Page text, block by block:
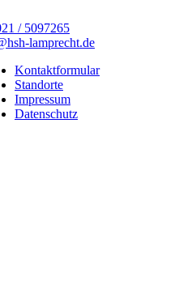
/ 5097265
lamprecht.de
Kontaktformular
Standorte
Impressum
Datenschutz